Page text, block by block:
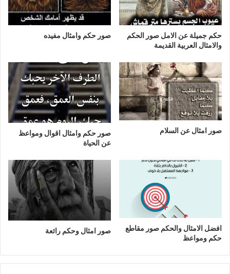
حكم جميلة عن الامل صور الحكم
والامثال العربية القديمة
صور حكم وامثال مفيده
صور امثال عن السلام
صور حكم وامثال اقوال ومواعظ
عن الحياة
افضل الامثال والحكم صور مقاطع
حكم ومواعظ
صور امثال وحكم رائعة